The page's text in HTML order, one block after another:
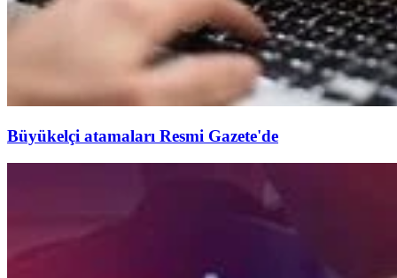
Büyükelçi atamaları Resmi Gazete'de